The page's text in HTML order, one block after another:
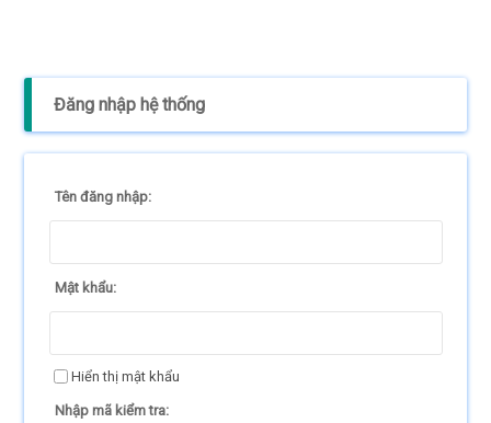
Đăng nhập hệ thống
Tên đăng nhập:
Mật khẩu:
Hiển thị mật khẩu
Nhập mã kiểm tra: